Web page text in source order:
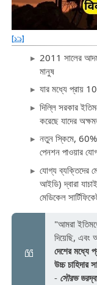
[১:১]
2011 সালের
মানুষ
যার মধ্যে প্রায়
দিল্লি সরকার
করেছে যাদের
নতুন স্কিমে,
পেনশন পাওয়ার
যোগ্য ব্যক্তিদের
আইডি) দ্বারা
মেডিকেল
"আমরা
দিয়েছি, এবং
দেশের মধ্যে
উচ্চ চাহিদার
- সৌরভ